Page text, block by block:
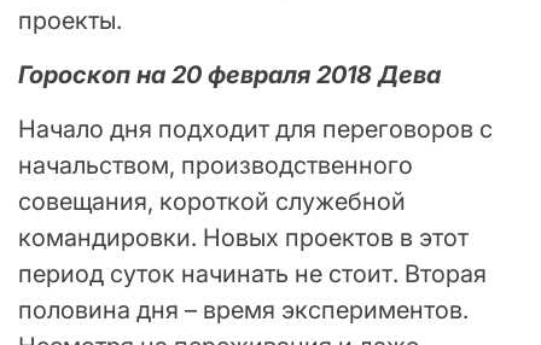
проекты.
Гороскоп на 20 февраля 2018 Дева
Начало дня подходит для переговоров с
начальством, производственного
совещания, короткой служебной
командировки. Новых проектов в этот
период суток начинать не стоит. Вторая
половина дня – время экспериментов.